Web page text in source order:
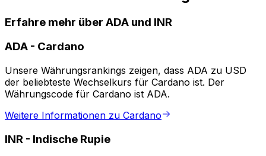
Erfahre mehr über ADA und INR
ADA - Cardano
Unsere Währungsrankings zeigen, dass ADA zu USD
der beliebteste Wechselkurs für Cardano ist. Der
Währungscode für Cardano ist ADA.
Weitere Informationen zu Cardano
INR - Indische Rupie